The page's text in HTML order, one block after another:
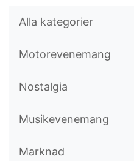
Alla kategorier
Motorevenemang
Nostalgia
Musikevenemang
Marknad